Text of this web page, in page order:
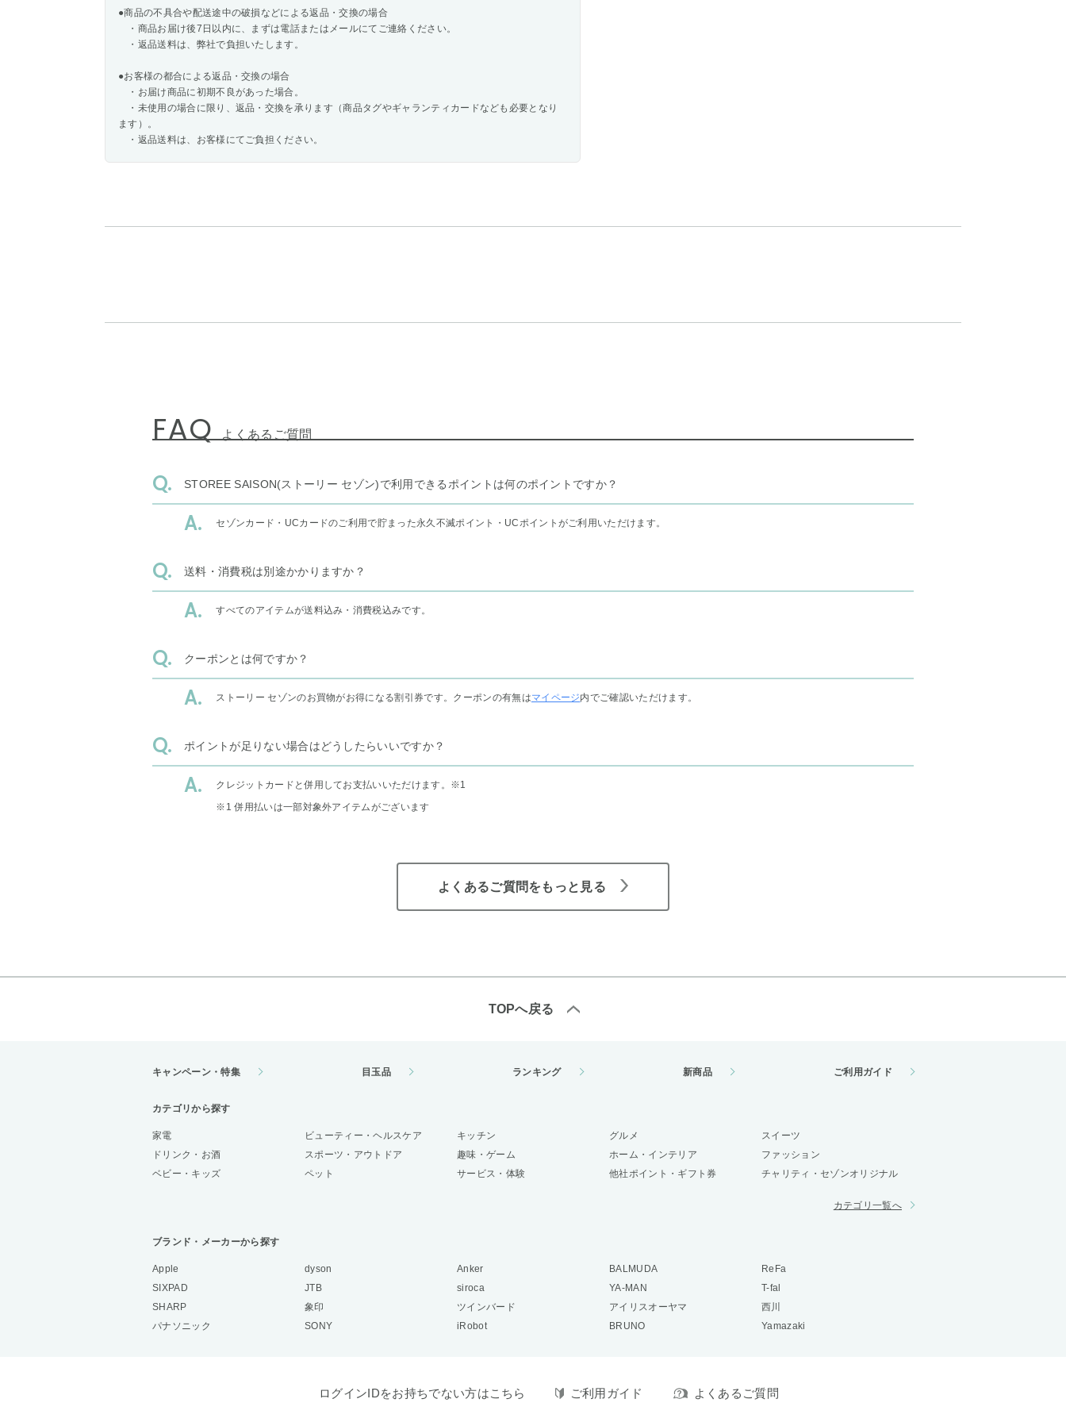
●商品の不具合や配送途中の破損などによる返品・交換の場合
・商品お届け後7日以内に、まずは電話またはメールにてご連絡ください。
・返品送料は、弊社で負担いたします。
●お客様の都合による返品・交換の場合
・お届け商品に初期不良があった場合。
・未使用の場合に限り、返品・交換を承ります（商品タグやギャランティカードなども必要となり
ます）。
・返品送料は、お客様にてご負担ください。
FAQ よくあるご質問
STOREE SAISON(ストーリー セゾン)で利用できるポイントは何のポイントですか？
セゾンカード・UCカードのご利用で貯まった永久不滅ポイント・UCポイントがご利用いただけます。
送料・消費税は別途かかりますか？
すべてのアイテムが送料込み・消費税込みです。
クーポンとは何ですか？
ストーリー セゾンのお買物がお得になる割引券です。クーポンの有無はマイページ内でご確認いただけます。
ポイントが足りない場合はどうしたらいいですか？
クレジットカードと併用してお支払いいただけます。 ※1
※1 併用払いは一部対象外アイテムがございます
よくあるご質問をもっと見る
TOPへ戻る
キャンペーン・特集 目玉品 ランキング 新商品 ご利用ガイド
カテゴリから探す
家電 ビューティー・ヘルスケア キッチン グルメ
スイーツ
ドリンク・お酒
スポーツ・アウトドア 趣味・ゲーム ホーム・インテリア
ファッション
ベビー・キッズ
ペット サービス・体験 他社ポイント・ギフト券 チャリティ・セゾンオリジナル
カテゴリ一覧へ
ブランド・メーカーから探す
Apple dyson Anker BALMUDA
ReFa
SIXPAD
JTB siroca YA-MAN
T-fal
SHARP
象印 ツインバード アイリスオーヤマ
西川
パナソニック
SONY iRobot BRUNO Yamazaki
ログインIDをお持ちでない方はこちら ご利用ガイド よくあるご質問